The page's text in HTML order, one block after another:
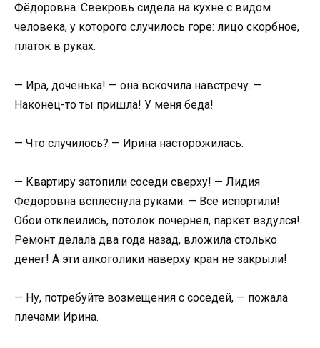
Фёдоровна. Свекровь сидела на кухне с видом
человека, у которого случилось горе: лицо скорбное,
платок в руках.
— Ира, доченька! — она вскочила навстречу. —
Наконец-то ты пришла! У меня беда!
— Что случилось? — Ирина насторожилась.
— Квартиру затопили соседи сверху! — Лидия
Фёдоровна всплеснула руками. — Всё испортили!
Обои отклеились, потолок почернел, паркет вздулся!
Ремонт делала два года назад, вложила столько
денег! А эти алкоголики наверху кран не закрыли!
— Ну, потребуйте возмещения с соседей, — пожала
плечами Ирина.